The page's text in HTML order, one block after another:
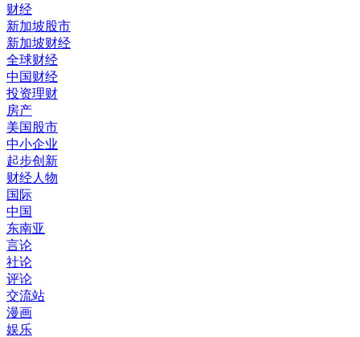
财经
新加坡股市
新加坡财经
全球财经
中国财经
投资理财
房产
美国股市
中小企业
起步创新
财经人物
国际
中国
东南亚
言论
社论
评论
交流站
漫画
娱乐